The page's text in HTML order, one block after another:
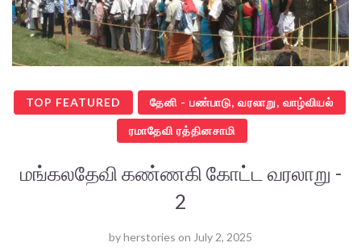
TOP FEATURED தேனி - பண்பாடு, வரலாறு, வாழ்வியல்
ரமாதேவி ரத்தினசாமி
மங்கலதேவி கண்ணகி கோட்ட வரலாறு -
2
byherstories on July 2, 2025